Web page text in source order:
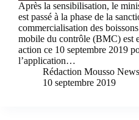
Après la sensibilisation, le
est passé à la phase de la
commercialisation des
mobile du contrôle (BMC) est
action ce 10 septembre 2019
l’application…
Rédaction Mousso News
10 septembre 2019